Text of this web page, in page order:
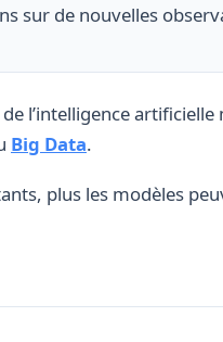
sur de nouvelles
l’intelligence
Big Data.
plus les modèles